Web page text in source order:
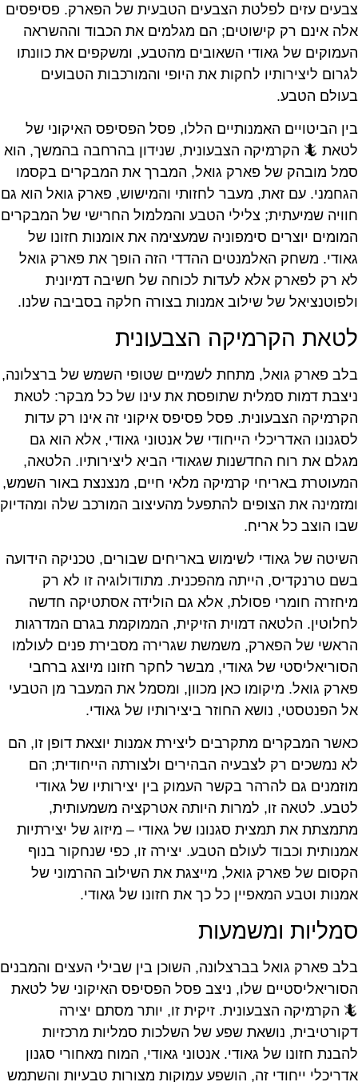
צבעים עזים לפלטת הצבעים הטבעית של הפארק. פסיפסים
אלה אינם רק קישוטים; הם מגלמים את הכבוד וההשראה
העמוקים של גאודי השאובים מהטבע, ומשקפים את כוונתו
לגרום ליצירותיו לחקות את היופי והמורכבות הטבועים
בעולם הטבע.
בין הביטויים האמנותיים הללו, פסל הפסיפס האיקוני של
לטאת 🦎 הקרמיקה הצבעונית, שנידון בהרחבה בהמשך, הוא
סמל מובהק של פארק גואל, המברך את המבקרים בקסמו
הגחמני. עם זאת, מעבר לחזותי והמישוש, פארק גואל הוא גם
חוויה שמיעתית; צלילי הטבע והמלמול החרישי של המבקרים
המומים יוצרים סימפוניה שמעצימה את אומנות חזונו של
גאודי. משחק האלמנטים ההדדי הזה הופך את פארק גואל
לא רק לפארק אלא לעדות לכוחה של חשיבה דמיונית
ולפוטנציאל של שילוב אמנות בצורה חלקה בסביבה שלנו.
לטאת הקרמיקה הצבעונית
בלב פארק גואל, מתחת לשמיים שטופי השמש של ברצלונה,
ניצבת דמות סמלית שתופסת את עינו של כל מבקר: לטאת
הקרמיקה הצבעונית. פסל פסיפס איקוני זה אינו רק עדות
לסגנונו האדריכלי הייחודי של אנטוני גאודי, אלא הוא גם
מגלם את רוח החדשנות שגאודי הביא ליצירותיו. הלטאה,
המעוטרת באריחי קרמיקה מלאי חיים, מנצנצת באור השמש,
ומזמינה את הצופים להתפעל מהעיצוב המורכב שלה ומהדיוק
שבו הוצב כל אריח.
השיטה של גאודי לשימוש באריחים שבורים, טכניקה הידועה
בשם טרנקדיס, הייתה מהפכנית. מתודולוגיה זו לא רק
מיחזרה חומרי פסולת, אלא גם הולידה אסתטיקה חדשה
לחלוטין. הלטאה דמוית הזיקית, הממוקמת בגרם המדרגות
הראשי של הפארק, משמשת שגרירה מסבירת פנים לעולמו
הסוריאליסטי של גאודי, מבשר לחקר חזונו מיוצג ברחבי
פארק גואל. מיקומו כאן מכוון, ומסמל את המעבר מן הטבעי
אל הפנטסטי, נושא החוזר ביצירותיו של גאודי.
כאשר המבקרים מתקרבים ליצירת אמנות יוצאת דופן זו, הם
לא נמשכים רק לצבעיה הבהירים ולצורתה הייחודית; הם
מוזמנים גם להרהר בקשר העמוק בין יצירותיו של גאודי
לטבע. לטאה זו, למרות היותה אטרקציה משמעותית,
מתמצתת את תמצית סגנונו של גאודי – מיזוג של יצירתיות
אמנותית וכבוד לעולם הטבע. יצירה זו, כפי שנחקור בנוף
הקסום של פארק גואל, מייצגת את השילוב ההרמוני של
אמנות וטבע המאפיין כל כך את חזונו של גאודי.
סמליות ומשמעות
בלב פארק גואל בברצלונה, השוכן בין שבילי העצים והמבנים
הסוריאליסטיים שלו, ניצב פסל הפסיפס האיקוני של לטאת
🦎 הקרמיקה הצבעונית. זיקית זו, יותר מסתם יצירה
דקורטיבית, נושאת שפע של השלכות סמליות מרכזיות
להבנת חזונו של גאודי. אנטוני גאודי, המוח מאחורי סגנון
אדריכלי ייחודי זה, הושפע עמוקות מצורות טבעיות והשתמש